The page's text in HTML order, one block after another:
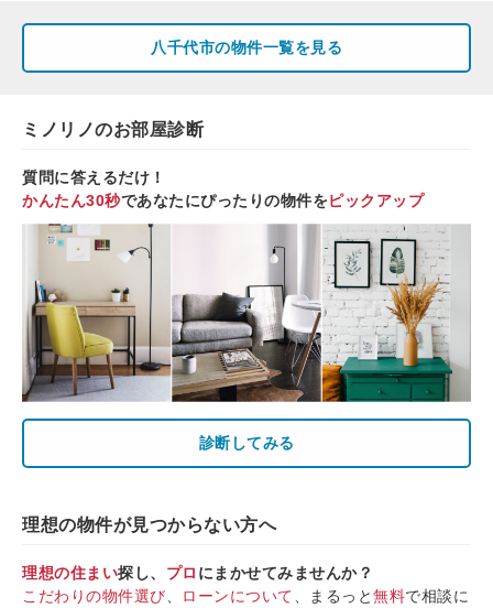
八千代市の物件一覧を見る
ミノリノのお部屋診断
質問に答えるだけ！
かんたん30秒であなたにぴったりの物件をピックアップ
診断してみる
理想の物件が見つからない方へ
理想の住まい探し、 プロ にまかせてみませんか？
こだわりの物件選び
ローンについて 、まるっと無料で相談に